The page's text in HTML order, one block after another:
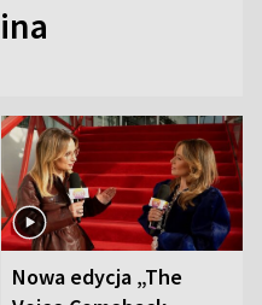
Nowa edycja „The